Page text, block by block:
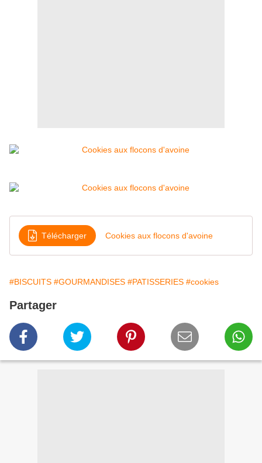
Télécharger Cookies aux flocons d'avoine
#BISCUITS #GOURMANDISES #PATISSERIES #cookies
Partager